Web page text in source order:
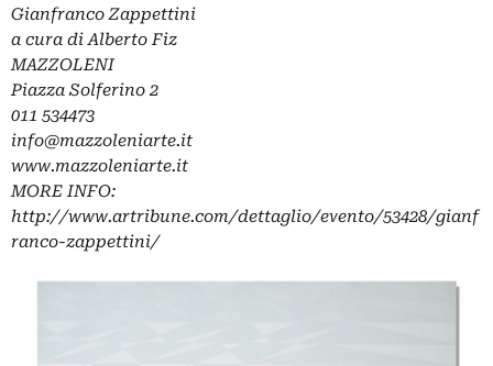
Gianfranco Zappettini
a cura di Alberto Fiz
MAZZOLENI
Piazza Solferino 2
011 534473
info@mazzoleniarte.it
www.mazzoleniarte.it
MORE INFO:
http://www.artribune.com/dettaglio/evento/53428/gianf
ranco-zappettini/